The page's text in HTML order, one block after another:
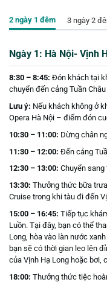
2 ngày 1 đêm 3 ngày 2
Ngày 1: Hà Nội- Vịnh
8:30 – 8:45: Đón khách tại
chuyển đến cảng Tuần
Lưu ý: Nếu khách không ở
Opera Hà Nội – điểm đón
10:30 – 11:00: Dừng chân
11:30 – 12:00: Đến cảng
12:30 – 13:00: Chuyển sang
13:30: Thưởng thức bữa
Cruise trong khi tàu đi đến
15:00 – 16:45: Tiếp tục
Luồn. Tại đây, bạn có thể
Long, hòa vào làn nước
bạn sẽ có thời gian leo lên
của Vịnh Hạ Long hoặc bơi,
18:00: Thưởng thức tiệc